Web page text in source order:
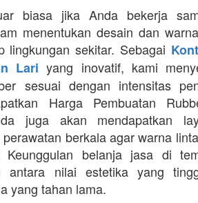
biasa jika Anda bekerja
menentukan desain dan
lingkungan sekitar. Sebagai
Lari yang inovatif, kami
sesuai dengan intensitas
Harga Pembuatan
juga akan mendapatkan
berkala agar warna
Keunggulan belanja jasa di
antara nilai estetika yang
yang tahan lama.